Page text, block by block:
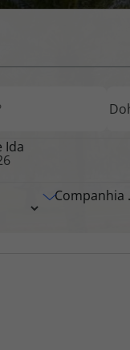
Férias
® Paris
Ida